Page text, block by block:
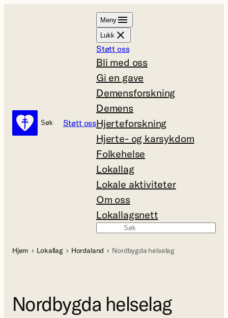
Søk
Søk Støtt oss
Meny
Lukk
Støtt oss
Bli med oss
Gi en gave
Demensforskning
Demens
Hjerteforskning
Hjerte- og karsykdom
Folkehelse
Lokallag
Lokale aktiviteter
Om oss
Lokallagsnett
Hjem Lokallag Hordaland Nordbygda helselag
Nordbygda helselag